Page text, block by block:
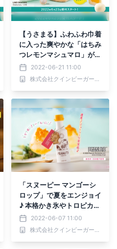
【うさまる】ふわふわ巾着
に入った爽やかな「はちみ
つレモンマシュマロ」が限
定販売！うさまるのほっぺ
のようなもっちり感♪
2022-06-21 11:00
株式会社クインビーガーデン
「スヌーピー マンゴーシ
ロップ」で夏をエンジョイ
♪ 本格かき氷やトロピカル
パンケーキなど、アレンジ
自由自在！【白砂糖・着色
料・香料不使用】
2022-06-07 11:00
株式会社クインビーガーデン